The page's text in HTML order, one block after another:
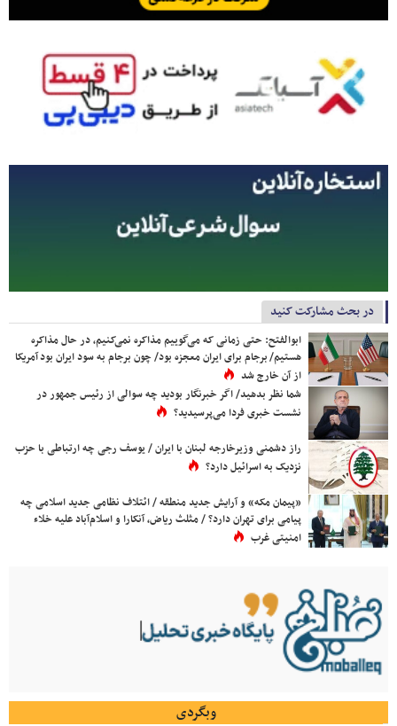
در بحث مشارکت کنید
ابوالفتح: حتی زمانی که می‌گوییم مذاکره نمی‌کنیم، در حال مذاکره
هستیم/ برجام برای ایران معجزه بود/ چون برجام به سود ایران بود آمریکا
از آن خارج شد
شما نظر بدهید/ اگر خبرنگار بودید چه سوالی از رئیس جمهور در
نشست خبری فردا می‌پرسیدید؟
راز دشمنی وزیرخارجه لبنان با ایران / یوسف رجی چه ارتباطی با حزب
نزدیک به اسرائیل دارد؟
«پیمان مکه» و آرایش جدید منطقه / ائتلاف نظامی جدید اسلامی چه
پیامی برای تهران دارد؟ / مثلث ریاض، آنکارا و اسلام‌آباد علیه خلاء
امنیتی غرب
وبگردی